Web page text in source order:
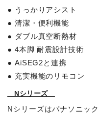
● うっかりアシスト
● 清潔・便利機能
● ダブル真空断熱材
● 4本脚 耐震設計技術
● AiSEG2と連携
● 充実機能のリモコン
Nシリーズ
Nシリーズはパナソニッ